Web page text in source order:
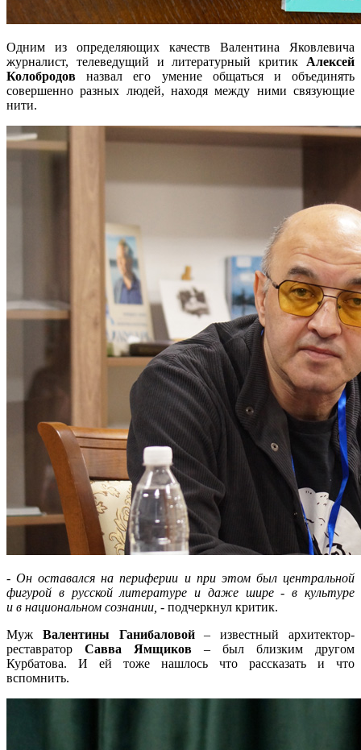
Одним из определяющих качеств Валентина Яковлевича
журналист, телеведущий и литературный критик Алексей
Колобродов назвал его умение общаться и объединять
совершенно разных людей, находя между ними связующие
нити.
- Он оставался на периферии и при этом был центральной
фигурой в русской литературе и даже шире - в культуре
и в национальном сознании, - подчеркнул критик.
Муж Валентины Ганибаловой– известный архитектор-
реставратор Савва Ямщиков – был близким другом
Курбатова. И ей тоже нашлось что рассказать и что
вспомнить.